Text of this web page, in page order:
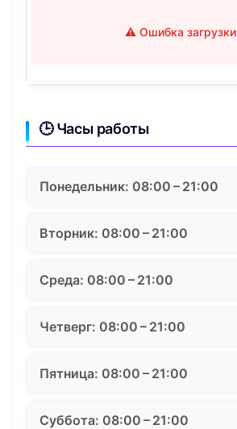
⚠️ Ошибка загрузки
🕒 Часы работы
Понедельник: 08:00 – 21:00
Вторник: 08:00 – 21:00
Среда: 08:00 – 21:00
Четверг: 08:00 – 21:00
Пятница: 08:00 – 21:00
Суббота: 08:00 – 21:00